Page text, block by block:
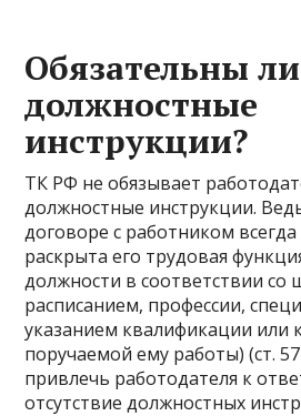
Обязательны ли
должностные
инструкции?
ТК РФ не обязывает
должностные инструкции.
договоре с работником
раскрыта его трудовая
должности в соответствии со
расписанием, профессии,
указанием квалификации или
поручаемой ему работы) (ст.
привлечь работодателя к
отсутствие должностных